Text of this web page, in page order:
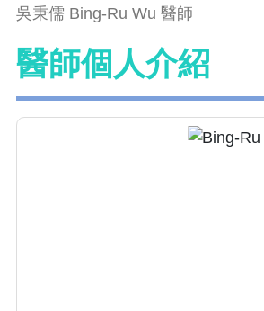
吳秉儒 Bing-Ru Wu 醫師
醫師個人介紹